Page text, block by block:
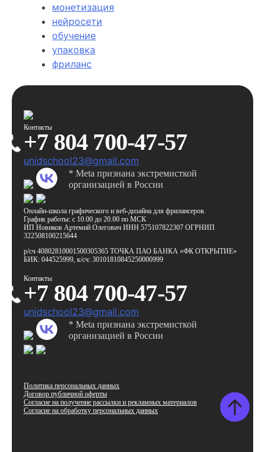
монетизация
нейросети
обучение
упаковка
фриланс
Контакты
+7 804 700-47-57
unidschool23@gmail.com
* Meta признана экстремисткой
организацией в России
Онлайн-школа графического и веб-дизайна для фрилансеров.
График работы: с 10.00 до 20.00 по МСК
ИП Новиков Артемий Олегович ИНН 575107822307 ОГРНИП
322508100215644
р/сч 40802810001500305365 ТОЧКА ПАО БАНКА «ФК ОТКРЫТИЕ»
БИК: 044525999, к/сч: 30101810845250000999
Контакты
+7 804 700-47-57
unidschool23@gmail.com
* Meta признана экстремисткой
организацией в России
Политика персональных данных
Договор публичной оферты
Согласие на получение рассылки и рекламных материалов
Согласие на обработку персональных данных